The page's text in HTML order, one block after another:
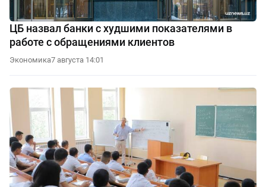
ЦБ назвал банки с худшими показателями в
работе с обращениями клиентов
Экономика7 августа 14:01